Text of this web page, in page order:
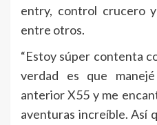
entry, control crucero
entre otros.
“Estoy súper contenta
verdad es que
anterior X55 y me
aventuras increíble. Así